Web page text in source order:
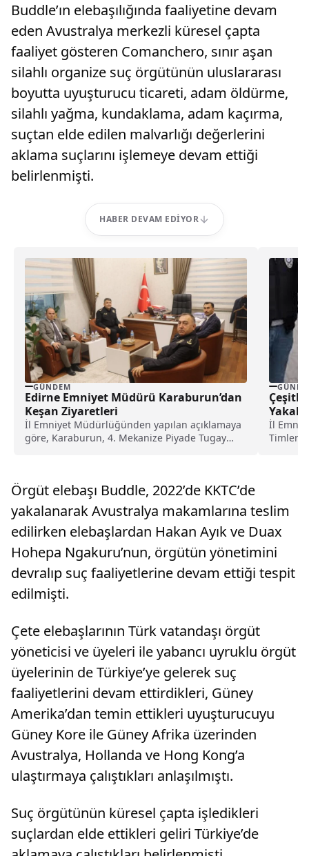
Buddle’ın elebaşılığında faaliyetine devam
eden Avustralya merkezli küresel çapta
faaliyet gösteren Comanchero, sınır aşan
silahlı organize suç örgütünün uluslararası
boyutta uyuşturucu ticareti, adam öldürme,
silahlı yağma, kundaklama, adam kaçırma,
suçtan elde edilen malvarlığı değerlerini
aklama suçlarını işlemeye devam ettiği
belirlenmişti.
HABER DEVAM EDIYOR
GÜNDEM
Edirne Emniyet Müdürü Karaburun’dan
Keşan Ziyaretleri
İl Emniyet Müdürlüğünden yapılan açıklamaya
göre, Karaburun, 4. Mekanize Piyade Tugay
Çeşitli
İl
Örgüt elebaşı Buddle, 2022’de KKTC’de
yakalanarak Avustralya makamlarına teslim
edilirken elebaşlardan Hakan Ayık ve Duax
Hohepa Ngakuru’nun, örgütün yönetimini
devralıp suç faaliyetlerine devam ettiği tespit
edilmişti.
Çete elebaşlarının Türk vatandaşı örgüt
yöneticisi ve üyeleri ile yabancı uyruklu örgüt
üyelerinin de Türkiye’ye gelerek suç
faaliyetlerini devam ettirdikleri, Güney
Amerika’dan temin ettikleri uyuşturucuyu
Güney Kore ile Güney Afrika üzerinden
Avustralya, Hollanda ve Hong Kong’a
ulaştırmaya çalıştıkları anlaşılmıştı.
Suç örgütünün küresel çapta işledikleri
suçlardan elde ettikleri geliri Türkiye’de